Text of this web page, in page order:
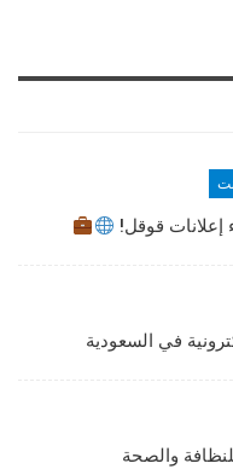
إعلانات قوقل!
في السعودية
والصحة